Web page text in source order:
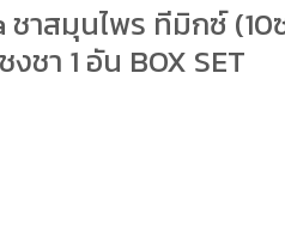
ชาสมุนไพร ทีมิกซ์ (10
ชา 1 อัน BOX SET